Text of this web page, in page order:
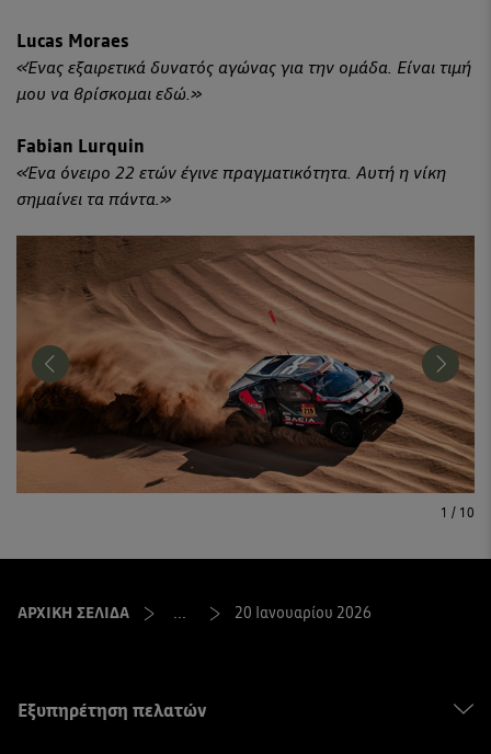
Lucas Moraes
«Ένας εξαιρετικά δυνατός αγώνας για την ομάδα. Είναι τιμή
μου να βρίσκομαι εδώ.»
Fabian Lurquin
«Ένα όνειρο 22 ετών έγινε πραγματικότητα. Αυτή η νίκη
σημαίνει τα πάντα.»
1 / 10